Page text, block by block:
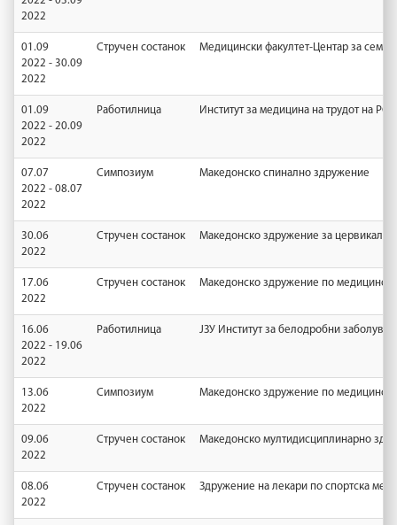
2022
01.09
2022 - 30.09
2022
Стручен состанок Медицински факултет-Центар за
01.09
2022 - 20.09
2022
Работилница Институт за медицина на трудот на РСМ
07.07
2022 - 08.07
2022
Симпозиум Македонско спинално здружение
30.06
2022
Стручен состанок Македонско здружение за цервикална
17.06
2022
Стручен состанок Македонско здружение по
16.06
2022 - 19.06
2022
Работилница ЈЗУ Институт за белодробни
13.06
2022
Симпозиум Македонско здружение по
09.06
2022
Стручен состанок Македонско мултидисциплинарно
08.06
2022
Стручен состанок Здружение на лекари по спортска